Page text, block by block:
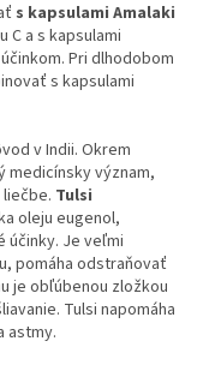
s kapsulami Amalaki
C a s kapsulami
Pri dlhodobom
s kapsulami
v Indii. Okrem
medicínsky význam,
Tulsi
oleju eugenol,
účinky. Je veľmi
pomáha odstraňovať
je obľúbenou zložkou
Tulsi napomáha
astmy.